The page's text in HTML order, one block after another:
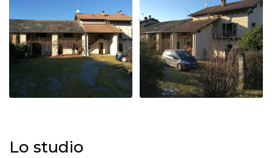
Lo studio